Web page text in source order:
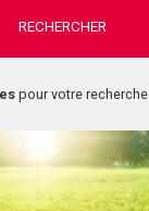
RECHERCHER
pour votre recherche